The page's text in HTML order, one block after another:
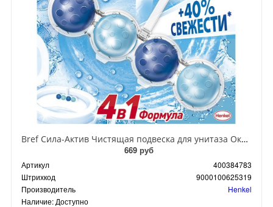
Bref Сила-Актив Чистящая подвеска для унитаза Океанский Бриз 4 в 1 50 гр
669 руб
Артикул
400384783
Штрихкод
9000100625319
Производитель
Henkel
Наличие: Доступно